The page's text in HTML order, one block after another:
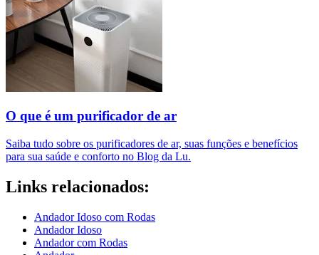
O que é um purificador de ar​
Saiba tudo sobre os purificadores de ar, suas funções e benefícios
para sua saúde e conforto no Blog da Lu.
Links relacionados:
Andador Idoso com Rodas
Andador Idoso
Andador com Rodas